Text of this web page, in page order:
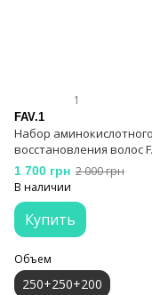
1
FAV.1
Набор аминокислотного
восстановления волос
1 700 грн 2 000 грн
В наличии
Купить
Объем
250+250+200